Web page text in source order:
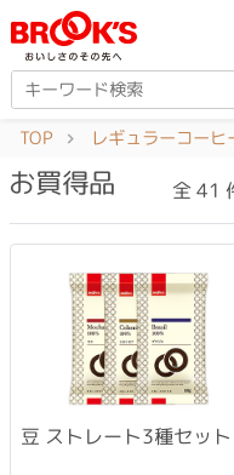
TOP レギュラーコーヒ
お買得品 全 41
豆 ストレート3種セット